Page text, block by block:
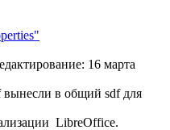
: 16 марта
вынесли в общий sdf для
LibreOffice.